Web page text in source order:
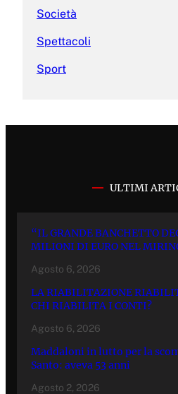
Società
Spettacoli
Sport
ULTIMI
“IL GRANDE BANCHETTO
MILIONI DI EURO NEL
Agosto 6, 2026
LA RIABILITAZIONE
CHI RIABILITA I CONTI?
Agosto 6, 2026
Maddaloni in lutto per la
Santo: aveva 53 anni
Agosto 2, 2026